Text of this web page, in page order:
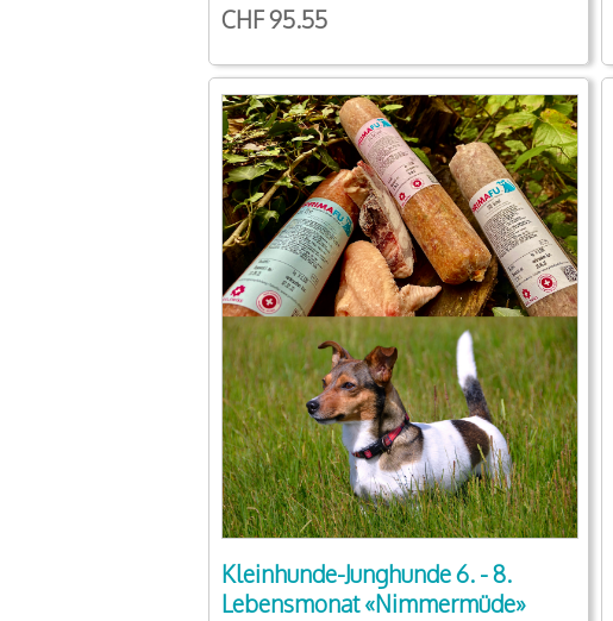
CHF 95.55
Kleinhunde-Junghunde 6. - 8.
Lebensmonat «Nimmermüde»